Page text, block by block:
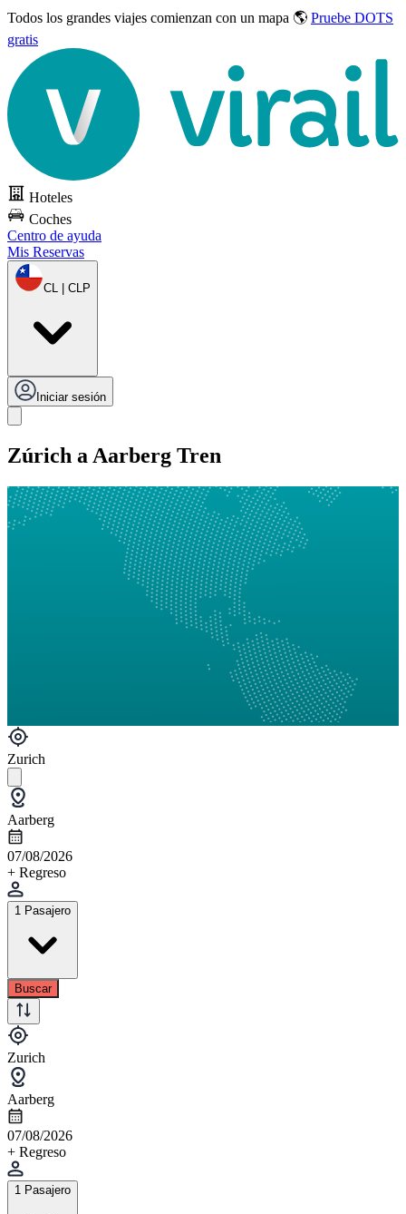
Todos los grandes viajes comienzan con un mapa 🌎 Pruebe DOTS
gratis
Hoteles
Coches
Centro de ayuda
Mis Reservas
CL | CLP
Iniciar sesión
Zúrich a Aarberg Tren
Zurich
Aarberg
07/08/2026
+ Regreso
1 Pasajero
Buscar
Zurich
Aarberg
07/08/2026
+ Regreso
1 Pasajero